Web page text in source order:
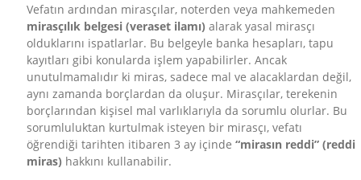
Vefatın ardından mirasçılar, noterden veya mahkemeden
mirasçılık belgesi (veraset ilamı) alarak yasal mirasçı
olduklarını ispatlarlar. Bu belgeyle banka hesapları, tapu
kayıtları gibi konularda işlem yapabilirler. Ancak
unutulmamalıdır ki miras, sadece mal ve alacaklardan değil,
aynı zamanda borçlardan da oluşur. Mirasçılar, terekenin
borçlarından kişisel mal varlıklarıyla da sorumlu olurlar. Bu
sorumluluktan kurtulmak isteyen bir mirasçı, vefatı
öğrendiği tarihten itibaren 3 ay içinde“mirasın reddi” (reddi
miras) hakkını kullanabilir.